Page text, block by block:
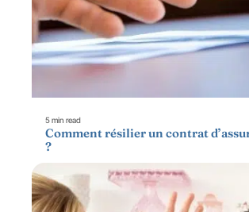
5 min read
Comment résilier un contrat
?